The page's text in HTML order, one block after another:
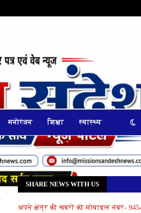
मनोरंजन शिक्षा स्वास्थ्य
SHARE NEWS WITH US
अपने क्षेत्र की खबरों को मोबाइल नंबर-